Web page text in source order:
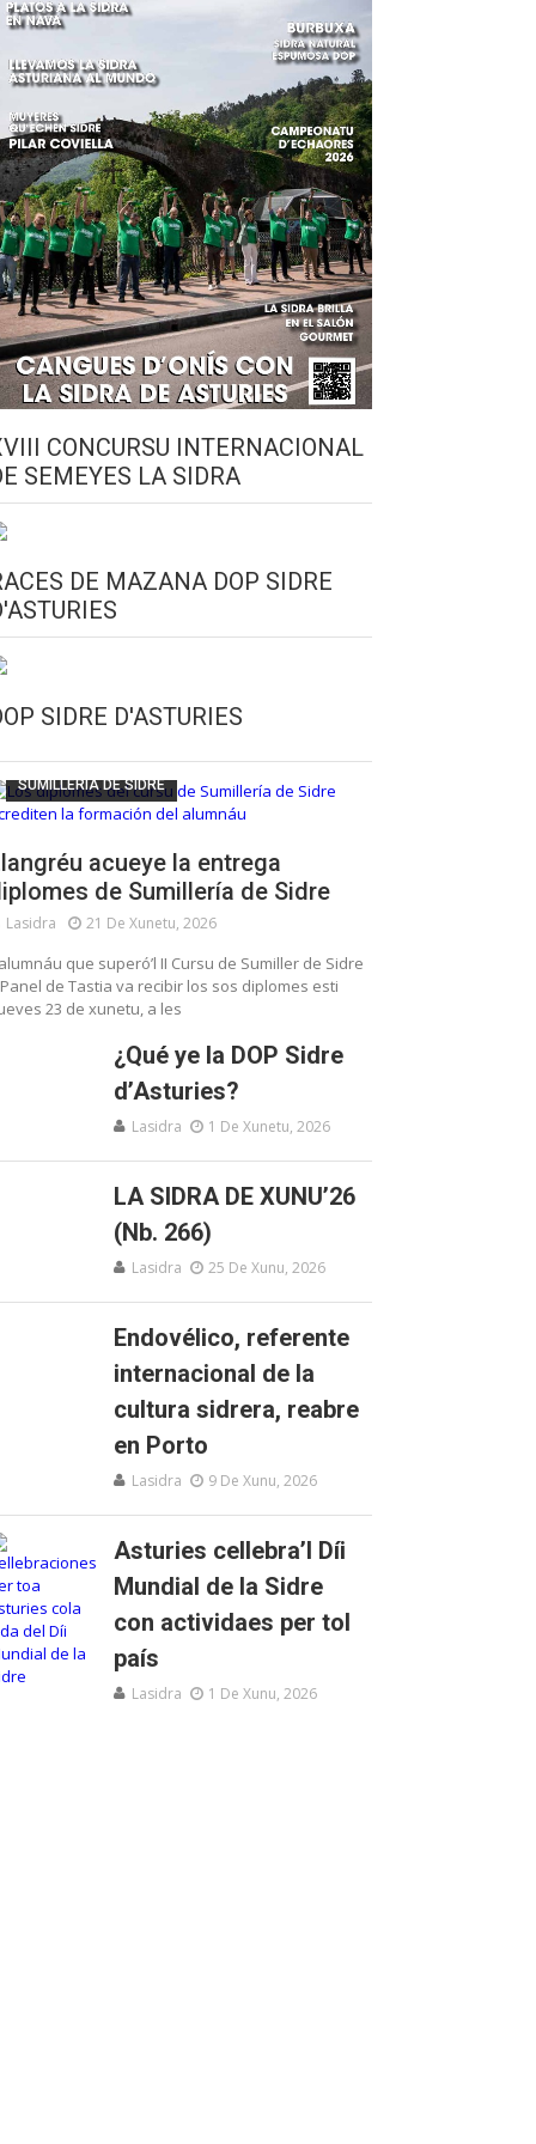
CONCURSU INTERNACIONAL
SEMEYES LA SIDRA
DE MAZANA DOP SIDRE
SIDRE D'ASTURIES
ESCUELA DE SUMILLERÍA DE LA SIDRE
SUMILLERÍA DE SIDRE
acueye la entrega
de Sumillería de Sidre
Lasidra 21 De Xunetu, 2026
que superó’l II Cursu de Sumiller de Sidre
de Tastia va recibir los sos diplomes esti
23 de xunetu, a les
¿Qué ye la DOP Sidre
d’Asturies?
Lasidra 1 De Xunetu, 2026
LA SIDRA DE XUNU’26
(Nb. 266)
Lasidra 25 De Xunu, 2026
Endovélico, referente
internacional de la
cultura sidrera, reabre
en Porto
Lasidra 9 De Xunu, 2026
Asturies cellebra’l Díi
Mundial de la Sidre
con actividaes per tol
país
Lasidra 1 De Xunu, 2026